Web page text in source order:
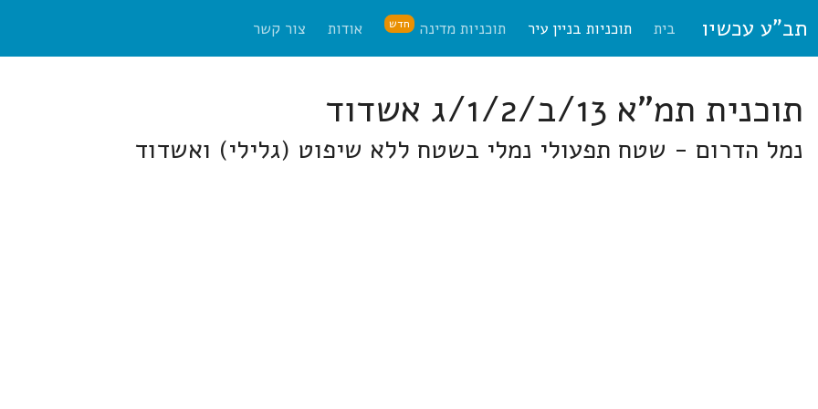
תב"ע עכשיו בית תוכניות בניין עיר תוכניות מדינה חדש אודות צור קשר
תוכנית תמ"א 13/ב/1/2/ג אשדוד
נמל הדרום - שטח תפעולי נמלי בשטח ללא שיפוט (גלילי) ואשדוד